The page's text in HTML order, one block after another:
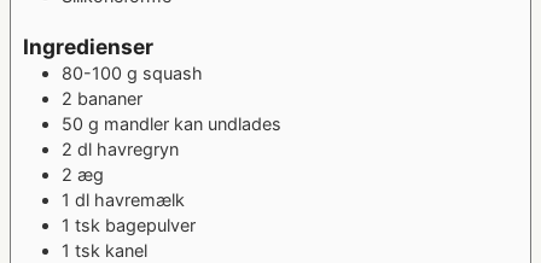
Ingredienser
80-100 g squash
2 bananer
50 g mandler kan undlades
2 dl havregryn
2 æg
1 dl havremælk
1 tsk bagepulver
1 tsk kanel